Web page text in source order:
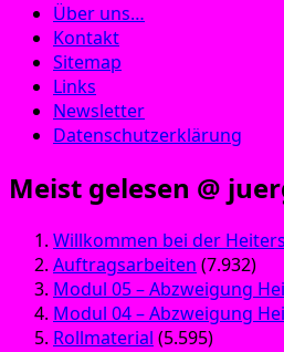
Über uns…
Kontakt
Sitemap
Links
Newsletter
Datenschutzerklärung
Meist gelesen @
Willkommen bei der
Auftragsarbeiten (7.932)
Modul 05 – Abzweigung
Modul 04 – Abzweigung
Rollmaterial (5.595)